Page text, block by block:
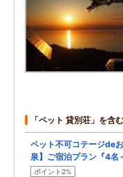
「ペット 貸別荘」を含
ペット不可コテージde
泉】ご宿泊プラン『4名
ポイント2%